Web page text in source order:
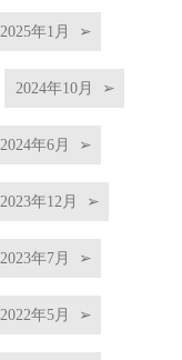
2025年1月
2024年10月
2024年6月
2023年12月
2023年7月
2022年5月